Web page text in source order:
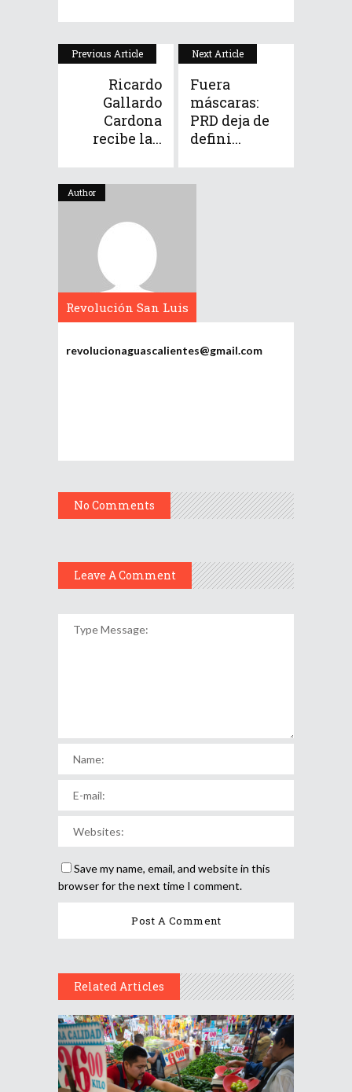
Previous Article
Ricardo
Gallardo
Cardona
recibe la...
Next Article
Fuera
máscaras:
PRD deja de
defini...
Author
Revolución San Luis
revolucionaguascalientes@gmail.com
No Comments
Leave A Comment
Save my name, email, and website in this
browser for the next time I comment.
Related Articles